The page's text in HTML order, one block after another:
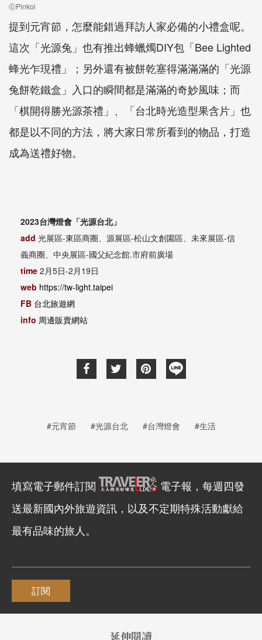
ⓒPinkoi
提到元宵節，怎麼能錯過拜訪人家必備的小禮盒呢。
這次「光源兔」也有推出蜂蠟燭DIY包「Bee Lighted
蜂光乍現禮」；另外還有被餅乾塞得滿滿滿的「光源
兔餅乾鐵盒」入口的瞬間都是滿滿的奇妙風味；而
「棋開得勝光源茶禮」、「台北時光造型果含片」也
都是以不同的方法，將大家日常所看到的物品，打造
成為送禮好物。
2023台灣燈會「光源台北」
add 光展區-東區商圈、源展區-松山文創園區、未來展區-信
義商圈、中央展區-國父紀念館.市府前廣場
time 2月5日-2月19日
web https://tw-light.taipei
FB 台北旅遊網
info 周邊販賣網站
#元宵節 #光源台北 #台灣燈會 #生活
填寫電子郵件訂閱
電子報，每週四發
送最新國內外旅遊資訊，以及不定期特殊活動獻給
最有品味的旅人。
訂閱
延伸閱讀